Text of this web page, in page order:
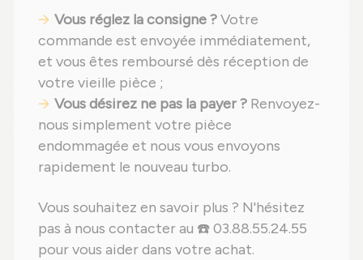
Vous réglez la consigne ?Votre
commande est envoyée immédiatement,
et vous êtes remboursé dès réception de
votre vieille pièce ;
Vous désirez ne pas la payer ? Renvoyez-
nous simplement votre pièce
endommagée et nous vous envoyons
rapidement le nouveau turbo.
Vous souhaitez en savoir plus ? N'hésitez
pas à nous contacter au ☎️ 03.88.55.24.55
pour vous aider dans votre achat.